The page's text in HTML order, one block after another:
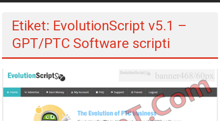
Temaları,Ücretsiz
Script
Kralscript.com
profesyonel
scriptler,
ücretsiz
Etiket: EvolutionScript v5.1 –
GPT/PTC Software scripti